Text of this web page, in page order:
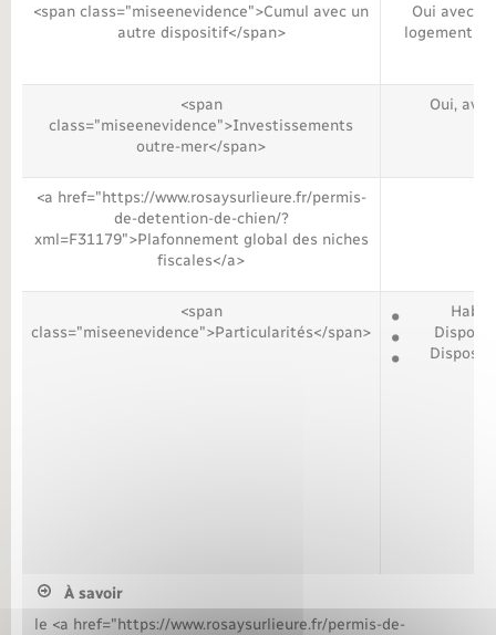
<span class="miseenevidence">Cumul avec un
autre dispositif</span>
Oui avec
logement
<span
class="miseenevidence">Investissements
outre-mer</span>
Oui,
<a href="https://www.rosaysurlieure.fr/permis-
de-detention-de-chien/?
xml=F31179">Plafonnement global des niches
fiscales</a>
<span
class="miseenevidence">Particularités</span>
À savoir
le <a href="https://www.rosaysurlieure.fr/permis-de-